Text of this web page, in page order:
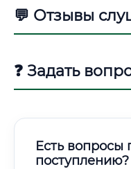
💬 Отзывы
❓ Задать
Есть
поступлению?